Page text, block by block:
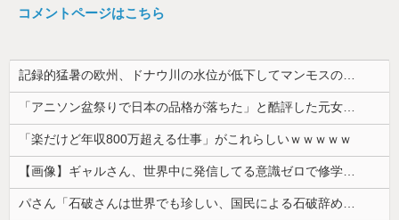
コメントページはこちら
記録的猛暑の欧州、ドナウ川の水位が低下してマンモスの骨や沈没したドイツ軍の戦艦が出現
「アニソン盆祭りで日本の品格が落ちた」と酷評した元女優、「あんたが品格を語るのかよ！」と総ツッコミを食らってしまい……
「楽だけど年収800万超える仕事」がこれらしいｗｗｗｗｗ
【画像】ギャルさん、世界中に発信してる意識ゼロで修学旅行の宿をSNS公開してしまうｗｗｗ 【Pickup08082952】
パさん「石破さんは世界でも珍しい、国民による石破辞めるなデモが自然発生した総理大臣です」